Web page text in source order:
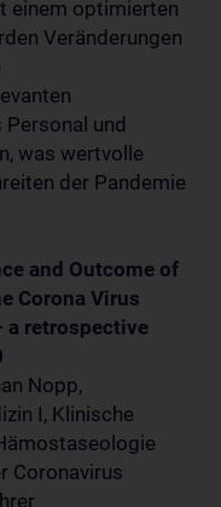
einem optimierten
Veränderungen
und
was wertvolle
der Pandemie
and Outcome of
Corona Virus
a retrospective
Nopp,
I, Klinische
Coronavirus